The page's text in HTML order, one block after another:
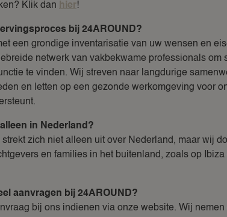
Klik dan hier!
bij 24AROUND?
een grondige inventarisatie van uw wensen en
netwerk van vakbekwame professionals om
te vinden. Wij streven naar langdurige
en letten op een gezonde werkomgeving voor
in Nederland?
strekt zich niet alleen uit over Nederland, maar wij
en families in het buitenland, zoals op
aanvragen bij 24AROUND?
bij ons indienen via onze website. Wij